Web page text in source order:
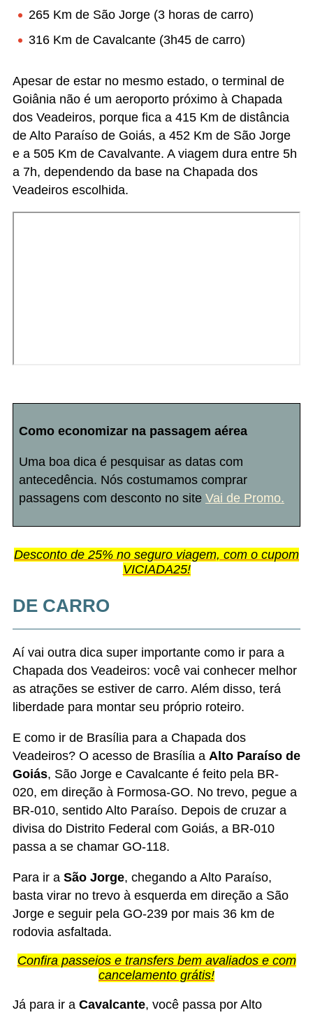
265 Km de São Jorge (3 horas de carro)
316 Km de Cavalcante (3h45 de carro)
Apesar de estar no mesmo estado, o terminal de
Goiânia não é um aeroporto próximo à Chapada
dos Veadeiros, porque fica a 415 Km de distância
de Alto Paraíso de Goiás, a 452 Km de São Jorge
e a 505 Km de Cavalvante. A viagem dura entre 5h
a 7h, dependendo da base na Chapada dos
Veadeiros escolhida.
Como economizar na passagem aérea
Uma boa dica é pesquisar as datas com
antecedência. Nós costumamos comprar
passagens com desconto no site Vai de Promo.
Desconto de 25% no seguro viagem, com o cupom
VICIADA25!
DE CARRO
Aí vai outra dica super importante como ir para a
Chapada dos Veadeiros: você vai conhecer melhor
as atrações se estiver de carro. Além disso, terá
liberdade para montar seu próprio roteiro.
E como ir de Brasília para a Chapada dos
Veadeiros? O acesso de Brasília a Alto Paraíso de
Goiás, São Jorge e Cavalcante é feito pela BR-
020, em direção à Formosa-GO. No trevo, pegue a
BR-010, sentido Alto Paraíso. Depois de cruzar a
divisa do Distrito Federal com Goiás, a BR-010
passa a se chamar GO-118.
Para ir a São Jorge, chegando a Alto Paraíso,
basta virar no trevo à esquerda em direção a São
Jorge e seguir pela GO-239 por mais 36 km de
rodovia asfaltada.
Confira passeios e transfers bem avaliados e com
cancelamento grátis!
Já para ir a Cavalcante, você passa por Alto